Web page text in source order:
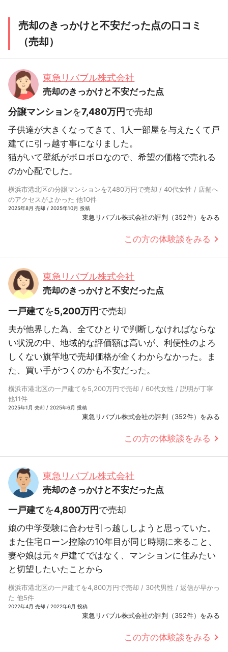
売却のきっかけと不安だった点の口コミ
（売却）
東急リバブル株式会社
売却のきっかけと不安だった点
分譲マンションを7,480万円で売却
子供達が大きくなってきて、1人一部屋を与えたくて戸
建てに引っ越す事になりました。
猫がいて壁紙がボロボロなので、希望の価格で売れる
のか心配でした。
横浜市港北区の分譲マンションを7,480万円で売却 / 40代女性 / 店舗へ
のアクセスがよかった 他10件
2025年8月 売却 / 2025年10月 投稿
東急リバブル株式会社の評判（352件）をみる
この方の体験談をみる
東急リバブル株式会社
売却のきっかけと不安だった点
一戸建てを5,200万円で売却
夫が他界した為、全てひとりで判断しなければならな
い状況の中、地域的な評価額は高いが、利便性のよろ
しくない旗竿地で売却価格が全くわからなかった。ま
た、買い手がつくのかも不安だった。
横浜市港北区の一戸建てを5,200万円で売却 / 60代女性 / 説明が丁寧
他11件
2025年1月 売却 / 2025年6月 投稿
東急リバブル株式会社の評判（352件）をみる
この方の体験談をみる
東急リバブル株式会社
売却のきっかけと不安だった点
一戸建てを4,800万円で売却
娘の中学受験に合わせ引っ越ししようと思っていた。
また住宅ローン控除の10年目が同じ時期に来ること、
妻や娘は元々戸建てではなく、マンションに住みたい
と切望したいたことから
横浜市港北区の一戸建てを4,800万円で売却 / 30代男性 / 返信が早かっ
た 他5件
2022年4月 売却 / 2022年6月 投稿
東急リバブル株式会社の評判（352件）をみる
この方の体験談をみる